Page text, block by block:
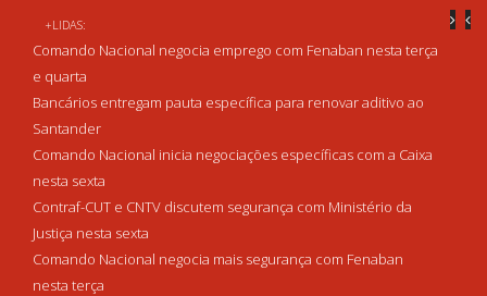
+LIDAS:
Comando Nacional negocia emprego com Fenaban nesta terça
e quarta
Bancários entregam pauta específica para renovar aditivo ao
Santander
Comando Nacional inicia negociações específicas com a Caixa
nesta sexta
Contraf-CUT e CNTV discutem segurança com Ministério da
Justiça nesta sexta
Comando Nacional negocia mais segurança com Fenaban
nesta terça